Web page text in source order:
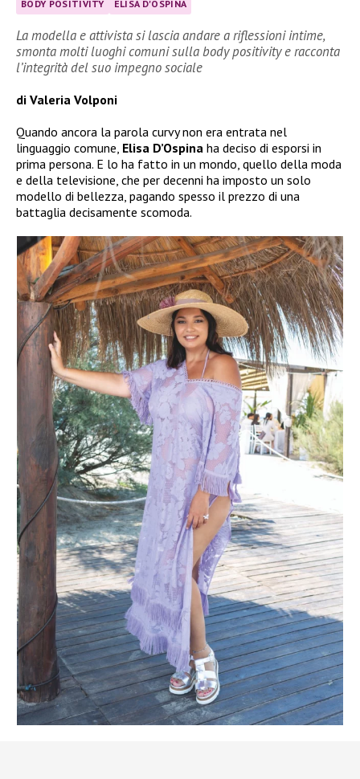
BODY POSITIVITY ELISA D'OSPINA
La modella e attivista si lascia andare a riflessioni intime,
smonta molti luoghi comuni sulla body positivity e racconta
l’integrità del suo impegno sociale
di Valeria Volponi
Quando ancora la parola curvy non era entrata nel
linguaggio comune, Elisa D’Ospina ha deciso di esporsi in
prima persona. E lo ha fatto in un mondo, quello della moda
e della televisione, che per decenni ha imposto un solo
modello di bellezza, pagando spesso il prezzo di una
battaglia decisamente scomoda.